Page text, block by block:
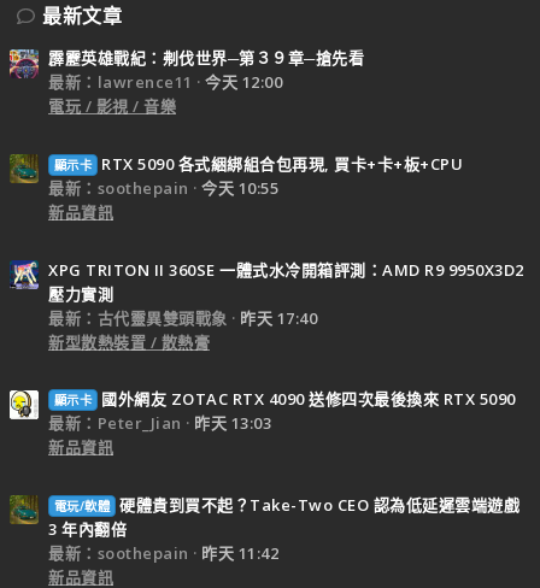
最新文章
霹靂英雄戰紀：刜伐世界─第３９章─搶先看
最新：lawrence11
今天 12:00
電玩 / 影視 / 音樂
顯示卡
RTX 5090 各式綑綁組合包再現, 買卡+卡+板+CPU
最新：soothepain
今天 10:55
新品資訊
XPG TRITON II 360SE 一體式水冷開箱評測：AMD R9 9950X3D2
壓力實測
最新：古代靈異雙頭戰象
昨天 17:40
新型散熱裝置 / 散熱膏
顯示卡
國外網友 ZOTAC RTX 4090 送修四次最後換來 RTX 5090
最新：Peter_Jian
昨天 13:03
新品資訊
電玩/軟體 硬體貴到買不起？Take-Two CEO 認為低延遲雲端遊戲
3 年內翻倍
最新：soothepain
昨天 11:42
新品資訊